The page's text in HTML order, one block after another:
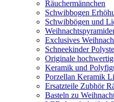
Räuchermännchen
Schwibbogen
Schwibbögen und
Exclusives
Schneekinder
Originale
Keramik und
Porzellan Keramik
Ersatzteile Zubhör
Basteln zu